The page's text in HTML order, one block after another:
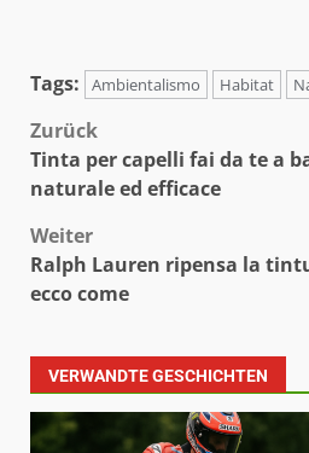
Tags: Ambientalismo Habitat
Zurück
Tinta per capelli fai da te a
naturale ed efficace
Weiter
Ralph Lauren ripensa la
ecco come
VERWANDTE GESCHICHTEN